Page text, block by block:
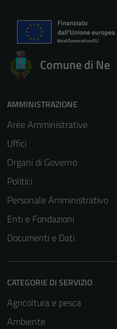
Comune di Ne
AMMINISTRAZIONE
Aree Amministrative
Uffici
Organi di Governo
Politici
Personale Amministrativo
Enti e Fondazioni
Documenti e Dati
CATEGORIE DI SERVIZIO
Agricoltura e pesca
Ambiente